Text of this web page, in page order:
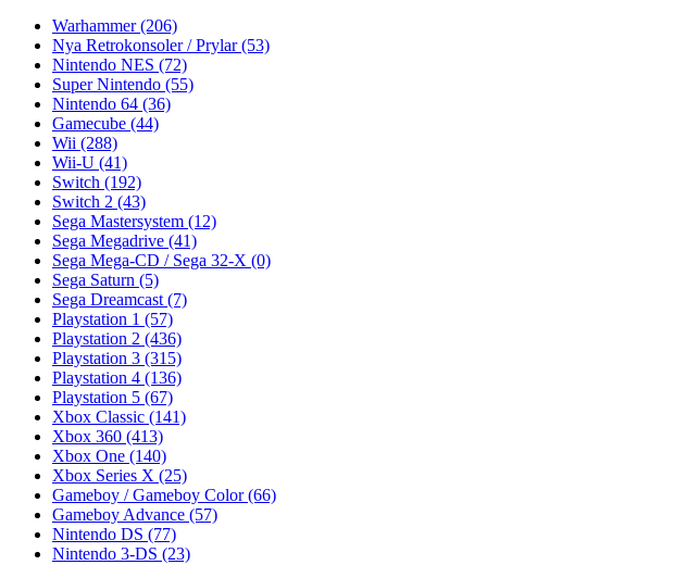
Warhammer(206)
Nya Retrokonsoler / Prylar(53)
Nintendo NES (72)
Super Nintendo (55)
Nintendo 64 (36)
Gamecube (44)
Wii (288)
Wii-U (41)
Switch (192)
Switch 2 (43)
Sega Mastersystem (12)
Sega Megadrive (41)
Sega Mega-CD / Sega 32-X (0)
Sega Saturn (5)
Sega Dreamcast (7)
Playstation 1 (57)
Playstation 2 (436)
Playstation 3 (315)
Playstation 4 (136)
Playstation 5 (67)
Xbox Classic (141)
Xbox 360 (413)
Xbox One (140)
Xbox Series X (25)
Gameboy / Gameboy Color(66)
Gameboy Advance (57)
Nintendo DS (77)
Nintendo 3-DS (23)